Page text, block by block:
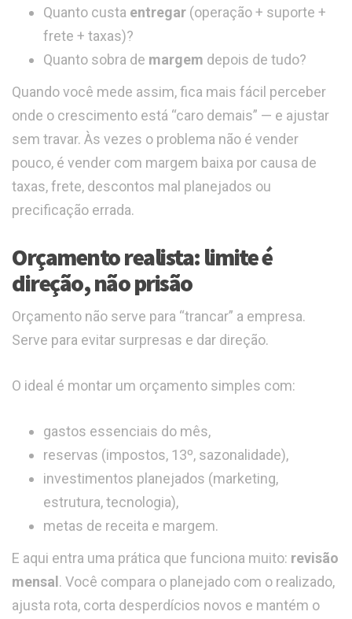
Quanto custa entregar (operação + suporte +
frete + taxas)?
Quanto sobra de margem depois de tudo?
Quando você mede assim, fica mais fácil perceber
onde o crescimento está “caro demais” — e ajustar
sem travar. Às vezes o problema não é vender
pouco, é vender com margem baixa por causa de
taxas, frete, descontos mal planejados ou
precificação errada.
Orçamento realista: limite é
direção, não prisão
Orçamento não serve para “trancar” a empresa.
Serve para evitar surpresas e dar direção.
O ideal é montar um orçamento simples com:
gastos essenciais do mês,
reservas (impostos, 13º, sazonalidade),
investimentos planejados (marketing,
estrutura, tecnologia),
metas de receita e margem.
E aqui entra uma prática que funciona muito: revisão
mensal . Você compara o planejado com o realizado,
ajusta rota, corta desperdícios novos e mantém o